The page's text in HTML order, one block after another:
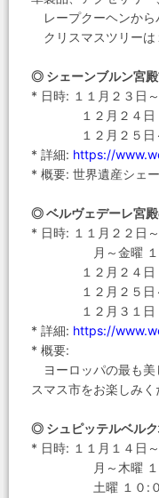
レープクーヘンから
クリスマスツリーは
◎ シェーンブルン宮
* 日時: １１月２３日
１２月２４日 １
１２月２５日～１
* 詳細: https://
* 概要: 世界遺産シェ
◎ ベルヴェデーレ宮
* 日時: １１月２２日
月～金曜 １１:０
１２月２４日 １
１２月２５日～
１２月３１日 １
* 詳細: https://
* 概要:
ヨーロッパの最も美
スマス市をお楽しみく
◎ シュピッテルベル
* 日時: １１月１４日
月～木曜 １４:０
土曜 １０:００～